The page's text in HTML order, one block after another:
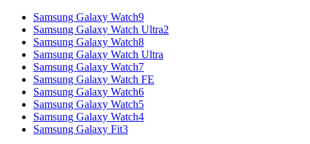
Samsung Galaxy Watch9
Samsung Galaxy Watch Ultra2
Samsung Galaxy Watch8
Samsung Galaxy Watch Ultra
Samsung Galaxy Watch7
Samsung Galaxy Watch FE
Samsung Galaxy Watch6
Samsung Galaxy Watch5
Samsung Galaxy Watch4
Samsung Galaxy Fit3